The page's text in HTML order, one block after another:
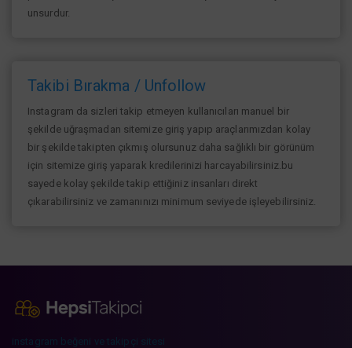
unsurdur.
Takibi Bırakma / Unfollow
Instagram da sizleri takip etmeyen kullanıcıları manuel bir
şekilde uğraşmadan sitemize giriş yapıp araçlarımızdan kolay
bir şekilde takipten çıkmış olursunuz daha sağlıklı bir görünüm
için sitemize giriş yaparak kredilerinizi harcayabilirsiniz.bu
sayede kolay şekilde takip ettiğiniz insanları direkt
çıkarabilirsiniz ve zamanınızı minimum seviyede işleyebilirsiniz.
instagram beğeni ve takipçi sitesi